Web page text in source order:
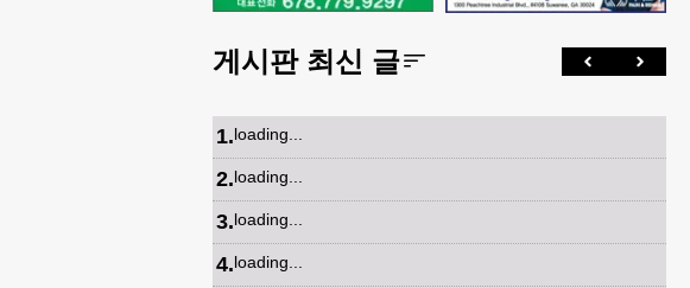
게시판 최신 글
1.loading...
2.loading...
3.loading...
4.loading...